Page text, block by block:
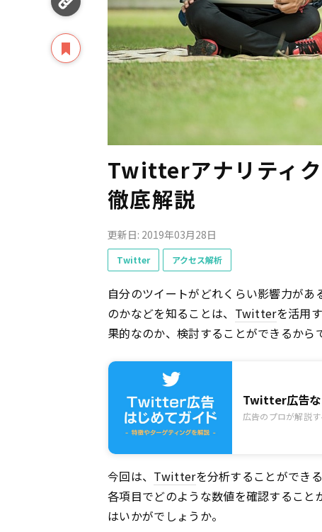
Twitterアナリティ
徹底解説
更新日: 2019年03月28日
Twitter アクセス解析
自分のツイートがどれくらい影響力が
のかなどを知ることは、 Twitterを活用
果的なのか、検討することができるから
Twitter広告な
広告のプロが解説
今回は、 Twitterを分析することができ
各項目でどのような数値を確認すること
はいかがでしょうか。